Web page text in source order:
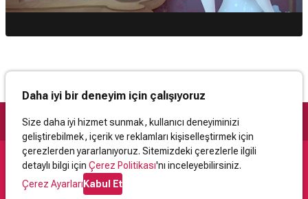
Daha iyi bir deneyim için çalışıyoruz
Size daha iyi hizmet sunmak, kullanıcı deneyiminizi
geliştirebilmek, içerik ve reklamları kişiselleştirmek için
çerezlerden yararlanıyoruz. Sitemizdeki çerezlerle ilgili
detaylı bilgi için Çerez Politikası'nı inceleyebilirsiniz.
Çerez AyarlarıKabul Et
Destek
İletişimYardımKullanıcı Sözleşmesi